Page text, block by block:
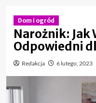
Dom i ogród
Narożnik: Jak
Odpowiedni
Redakcja 6 lutego, 2023